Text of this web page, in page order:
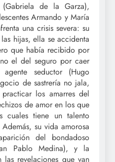
de la Garza),
Armando y María
una crisis severa: su
hijas, ella se accidenta
que había recibido por
el del seguro por caer
seductor (Hugo
de sastrería no jala,
los amarres del
de amor en los que
tiene un talento
su vida amorosa
del bondadoso
Pablo Medina), y la
revelaciones que van